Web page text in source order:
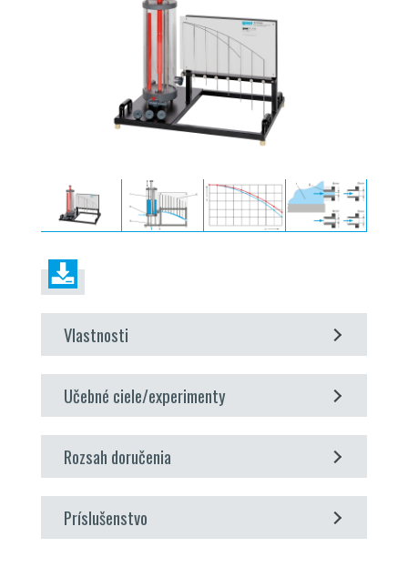
Vlastnosti
vizualizácia trajektórie výstupného prúdu
štúdium otvorov s rôznymi priemermi a obrysmi
stanovenie koeficientu kontrakcie
Učebné ciele/experimenty
zaznamenávanie trajektórie vodného prúdu pri
rôznych výstupných rýchlostiach
štúdium toho, ako hladina v nádrži ovplyvňuje
výstupnú rýchlosť
stanovenie koeficientu kontrakcie pre rôzne obrysy
Rozsah doručenia
1 experimentálna jednotka
4 vložky
Príslušenstvo